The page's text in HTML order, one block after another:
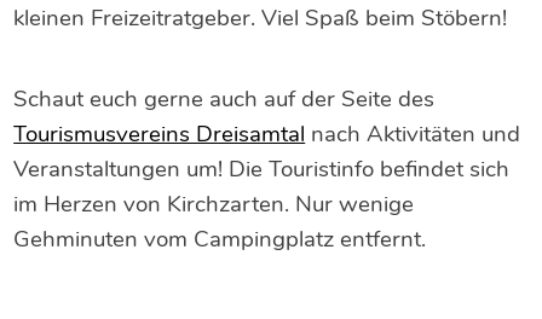
kleinen Freizeitratgeber. Viel Spaß beim Stöbern!
Schaut euch gerne auch auf der Seite des
Tourismusvereins Dreisamtal nach Aktivitäten und
Veranstaltungen um! Die Touristinfo befindet sich
im Herzen von Kirchzarten. Nur wenige
Gehminuten vom Campingplatz entfernt.